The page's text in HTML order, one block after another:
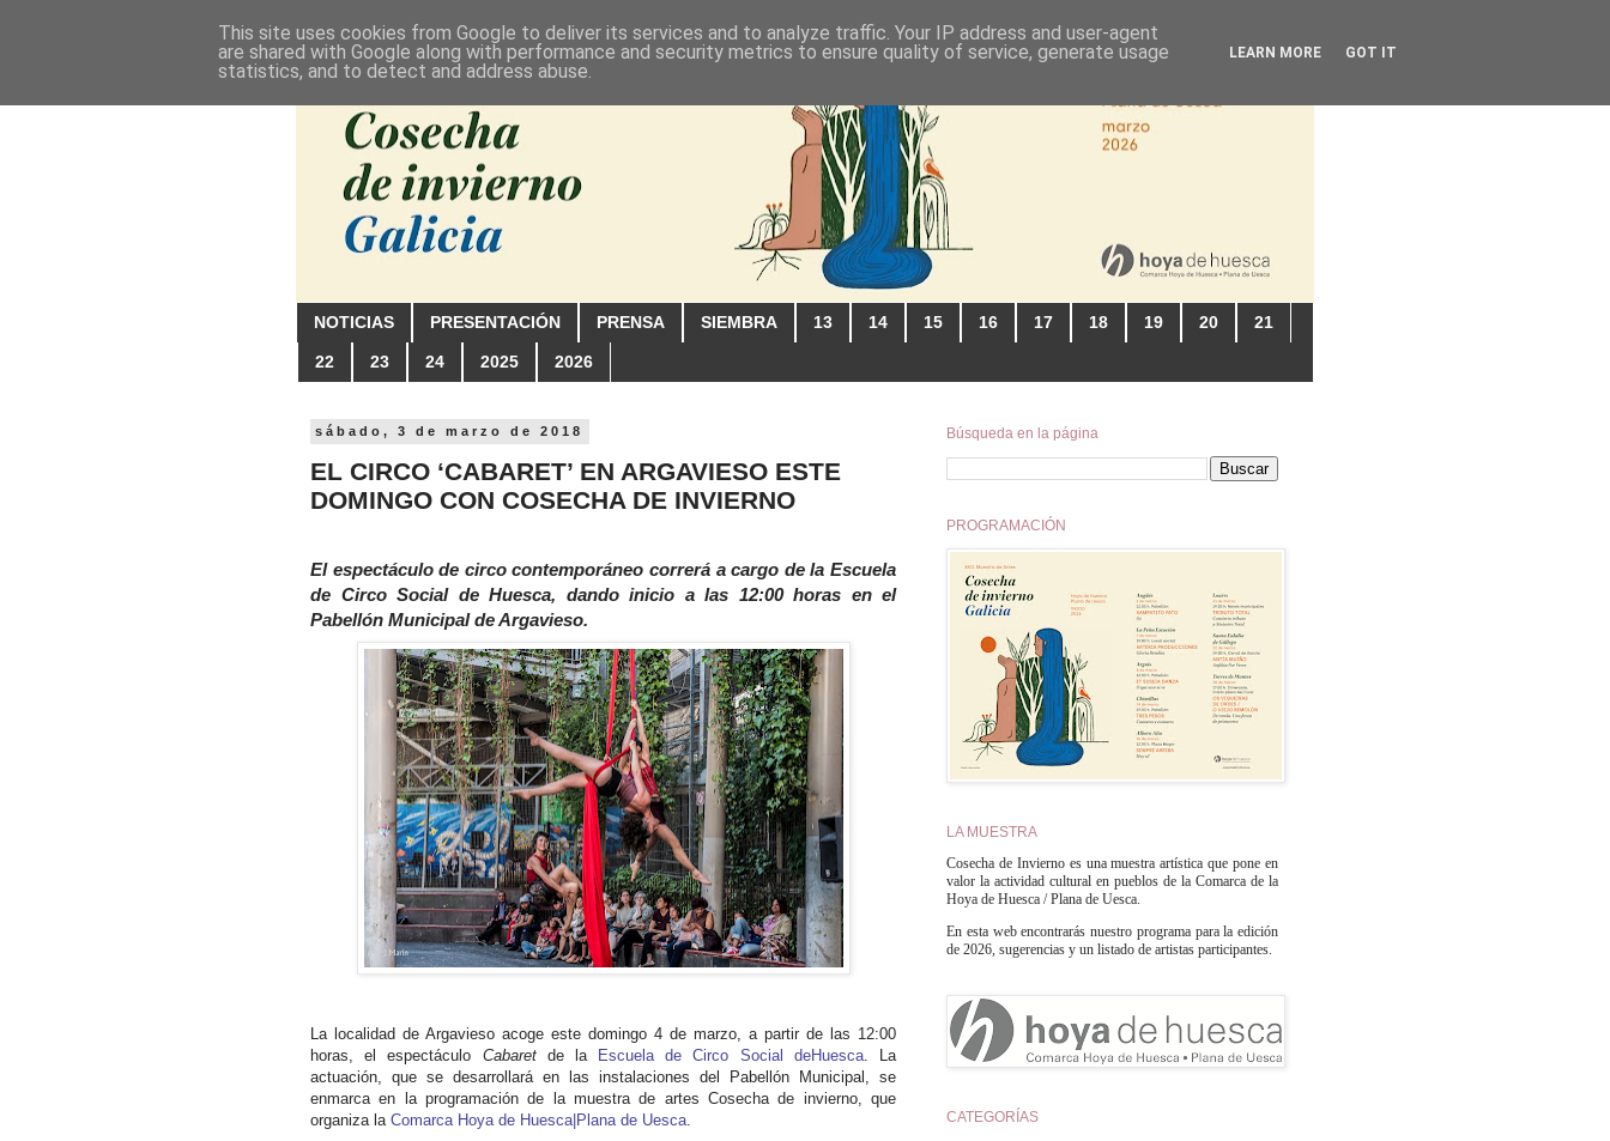
NOTICIAS PRESENTACIÓN PRENSA SIEMBRA 13 14 15 16 17 18 19 20 21
22 23 24 2025 2026
sábado, 3 de marzo de 2018
EL CIRCO ‘CABARET’ EN ARGAVIESO ESTE
DOMINGO CON COSECHA DE INVIERNO
El espectáculo de circo contemporáneo correrá a cargo de la Escuela
de Circo Social de Huesca, dando inicio a las 12:00 horas en el
Pabellón Municipal de Argavieso.
La localidad de Argavieso acoge este domingo 4 de marzo, a partir de las 12:00
horas, el espectáculo Cabaret de la Escuela de Circo Social deHuesca. La
actuación, que se desarrollará en las instalaciones del Pabellón Municipal, se
enmarca en la programación de la muestra de artes Cosecha de invierno, que
organiza la Comarca Hoya de Huesca|Plana de Uesca
Búsqueda en la página
PROGRAMACIÓN
LA MUESTRA
Cosecha de Invierno es una muestra artística que pone en
valor la actividad cultural en pueblos de la Comarca de la
Hoya de Huesca / Plana de Uesca.
En esta web encontrarás nuestro programa para la edición
de 2026, sugerencias y un listado de artistas participantes.
CATEGORÍAS
This site uses cookies from Google to deliver its services and to analyze traffic. Your IP address and user-agent
are shared with Google along with performance and security metrics to ensure quality of service, generate usage
statistics, and to detect and address abuse.
LEARN MORE GOT IT